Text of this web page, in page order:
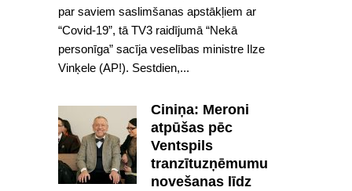
par saviem saslimšanas apstākļiem ar
“Covid-19”, tā TV3 raidījumā “Nekā
personīga” sacīja veselības ministre Ilze
Vinķele (AP!). Sestdien,...
Ciniņa: Meroni
atpūšas pēc
Ventspils
tranzītuzņēmumu
novešanas līdz